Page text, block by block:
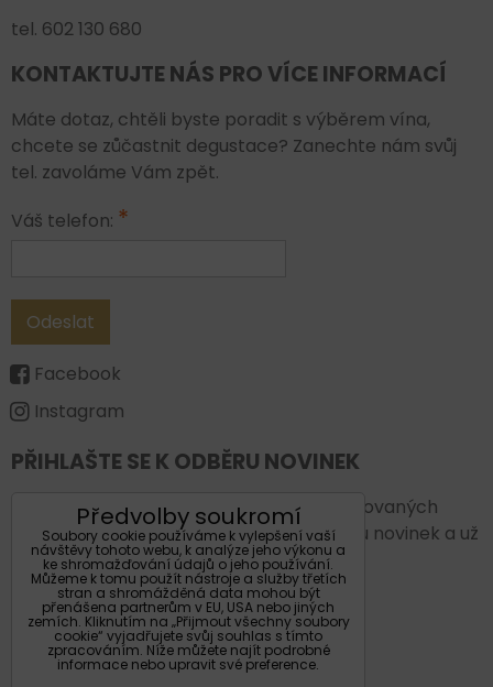
tel. 602 130 680
KONTAKTUJTE NÁS PRO VÍCE INFORMACÍ
Máte dotaz, chtěli byste poradit s výběrem vína,
chcete se zůčastnit degustace? Zanechte nám svůj
tel. zavoláme Vám zpět.
Váš telefon: *
Odeslat
Facebook
Instagram
PŘIHLAŠTE SE K ODBĚRU NOVINEK
Chcete vždy být v obraze a vědět o plánovaných
novinkách a akcích. Přihlašte se k odběru novinek a už
Vám nic neunikne.
Váš email:
Předvolby soukromí
Soubory cookie používáme k vylepšení vaší
návštěvy tohoto webu, k analýze jeho výkonu a
ke shromažďování údajů o jeho používání.
Můžeme k tomu použít nástroje a služby třetích
stran a shromážděná data mohou být
přenášena partnerům v EU, USA nebo jiných
zemích. Kliknutím na „Přijmout všechny soubory
cookie“ vyjadřujete svůj souhlas s tímto
zpracováním. Níže můžete najít podrobné
informace nebo upravit své preference.